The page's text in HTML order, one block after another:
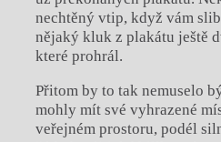
nechtěný vtip, když vám
nějaký kluk z plakátu ještě
které prohrál.
Přitom by to tak nemuselo
mohly mít své vyhrazené
veřejném prostoru, podél